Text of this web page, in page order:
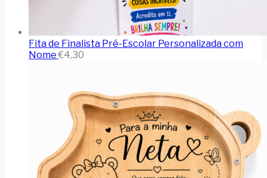
Fita de Finalista Pré-Escolar Personalizada com
Nome €4,30